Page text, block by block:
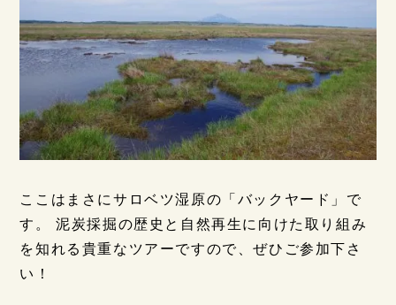
ここはまさにサロベツ湿原の「バックヤード」で
す。 泥炭採掘の歴史と自然再生に向けた取り組み
を知れる貴重なツアーですので、ぜひご参加下さ
い！